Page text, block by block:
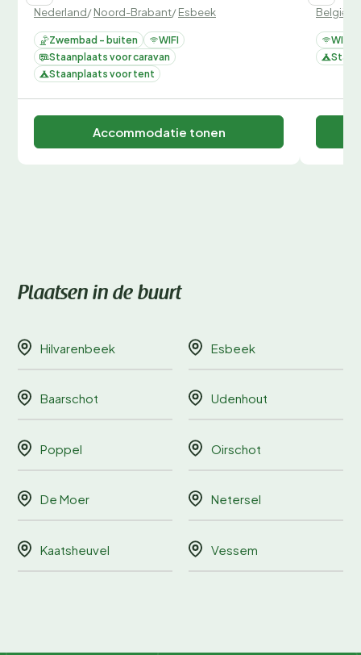
Nederland/Noord-Brabant/Esbeek
Zwembad - buiten
WIFI
Staanplaats voor caravan
Staanplaats voor tent
Accommodatie tonen
België
WIFI
Plaatsen in de buurt
Hilvarenbeek Esbeek
Baarschot Udenhout
Poppel Oirschot
De Moer Netersel
Kaatsheuvel Vessem